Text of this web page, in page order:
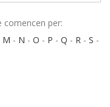
comencen per:
M - N - O - P - Q - R - S -